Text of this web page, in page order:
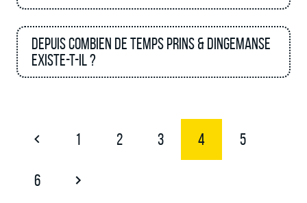
Depuis combien de temps Prins & Dingemanse
existe-t-il ?
1 2 3 4 5
6